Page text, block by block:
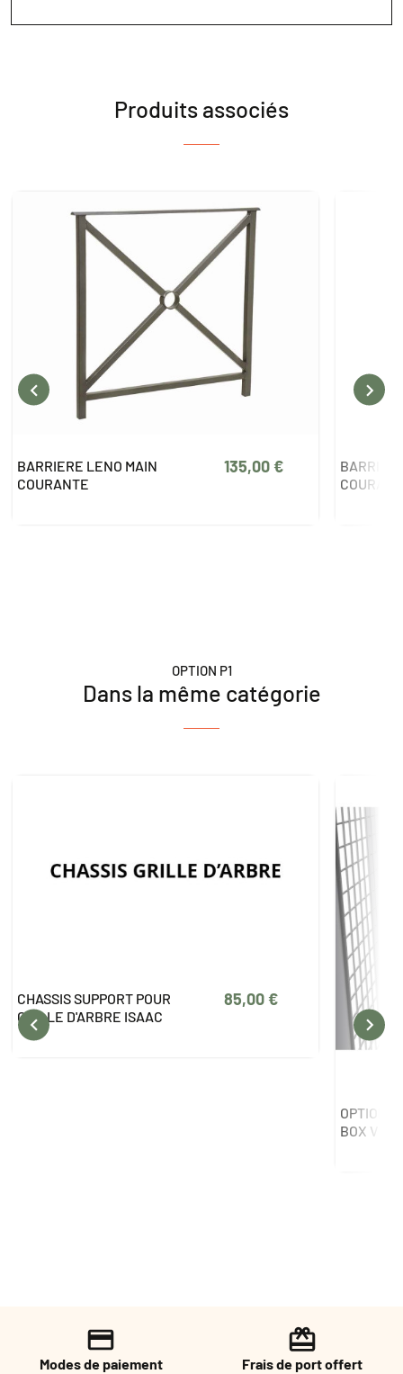
Produits associés
BARRIERE LENO MAIN
COURANTE
135,00 €
 
OPTION P1
Dans la même catégorie
CHASSIS SUPPORT POUR
GRILLE D'ARBRE ISAAC
85,00 €
OPTION
BOX
 
Modes de paiement Frais de port offert